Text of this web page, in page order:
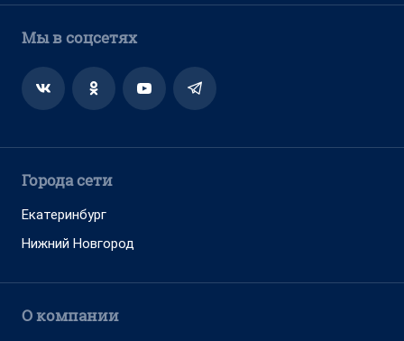
Мы в соцсетях
Города сети
Екатеринбург
Нижний Новгород
О компании